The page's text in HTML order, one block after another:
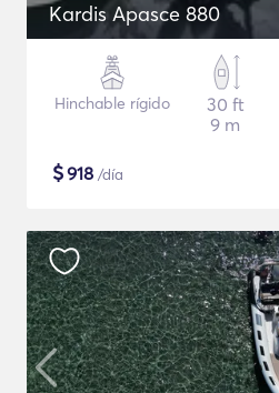
Kardis Apasce 880
Hinchable rígido
30 ft
9 m
$918 /día